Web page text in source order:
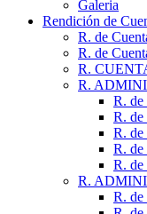
Galeria
Rendición de
R. de
R. de
R.
R.
R. de
R. de
R. de
R. de
R. de
R.
R. de